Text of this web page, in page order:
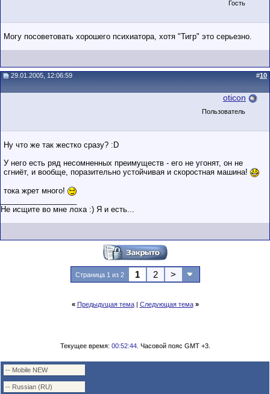
Гость
Могу посоветовать хорошего психиатора, хотя "Тигр" это серьезно.
29.01.2005, 12:06:59 #10
oticon
Пользователь
Ну что же так жестко сразу? :D
У него есть ряд несомненных преимуществ - его не угонят, он не
сгниёт, и вообще, поразительно устойчивая и скоростная машина!
тока жрет много!
Не исщите во мне лоха :) Я и есть...
Страница 1 из 2 1 2 >
« Предыдущая тема| Следующая тема »
Текущее время: 00:52:44. Часовой пояс GMT +3.